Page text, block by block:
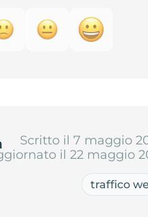
Scritto il 7 maggio
il 22 maggio
traffico